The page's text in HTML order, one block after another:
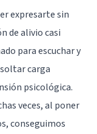
expresarte sin
de alivio casi
para escuchar y
carga
psicológica.
veces, al poner
conseguimos